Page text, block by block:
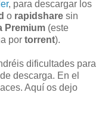
, para descargar los
o rapidshare sin
Premium (este
por torrent).
dificultades para
descarga. En el
Aquí os dejo